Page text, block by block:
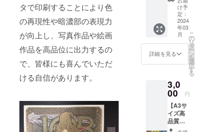
タで印刷することにより色
の再現性や暗濃部の表現力
が向上し、写真作品や絵画
作品を高品位に出力するの
で、皆様にも喜んでいただ
ける自信があります。
洋画・
リトグ
ラフ ②
浮世
絵・新
版画
涼馬)
(①,②オ
アフの
サン
セット
2023年
7月撮影
ドから
の風景
2016年
8月撮影
④ワイ
キキ
ズ高品
質ポス
ター 数
量...1枚
商品サ
イズ...
298×42
0mm ★
ご希望
ジャン
ルをオ
プショ
ンから
選んで
いただ
き、 ご
け予
定：
2024
年03
月
詳細を見る
こ
の
リ
タ
ー
ン
を
選
択
す
る
3,0
00 円
【A3サ
イズ高
品質ポ
ス